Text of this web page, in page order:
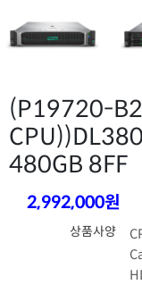
(P19720-
CPU))
480GB 8FF
2,992,000원
상품사양